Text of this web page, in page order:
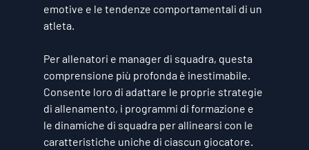
emotive e le tendenze comportamentali di un
atleta.
Per allenatori e manager di squadra, questa
comprensione più profonda è inestimabile.
Consente loro di adattare le proprie strategie
di allenamento, i programmi di formazione e
le dinamiche di squadra per allinearsi con le
caratteristiche uniche di ciascun giocatore.